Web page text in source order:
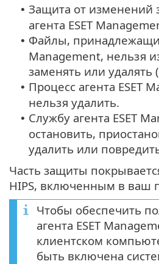
• Защита от изменений
агента ESET
• Файлы,
Management, нельзя
заменять или удалять
• Процесс агента ESET
нельзя удалить.
• Службу агента ESET
остановить,
удалить или
Часть защиты
HIPS, включенным в ваш
Чтобы обеспечить
агента ESET
клиентском
быть включена